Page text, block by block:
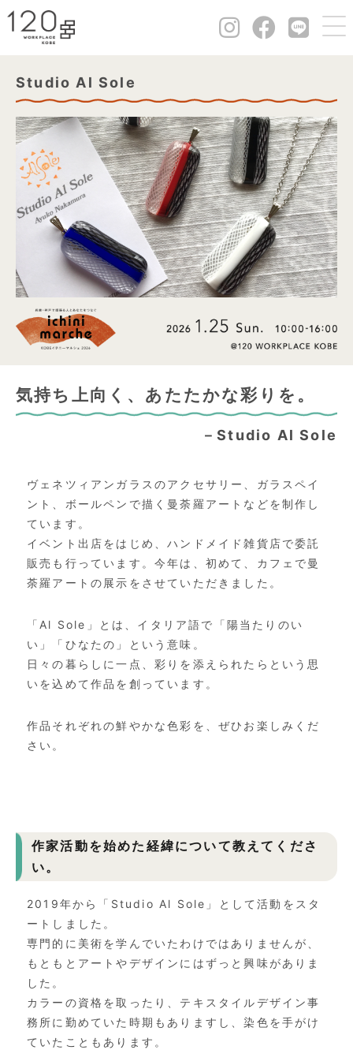
Studio Al Sole
気持ち上向く、あたたかな彩りを。
－Studio Al Sole
ヴェネツィアンガラスのアクセサリー、ガラスペイ
ント、 ボールペンで描く曼荼羅アートなどを制作し
ています。
イベント出店をはじめ、ハンドメイド雑貨店で委託
販売も行っています。今年は、初めて、 カフェで曼
荼羅アートの展示をさせていただきました。
「Al Sole」とは、イタリア語で「陽当たりのい
い」「ひなたの」
という意味。
日々の暮らしに一点、 彩りを添えられたらという思
いを込めて作品を創っています。
作品それぞれの鮮やかな色彩を、ぜひお楽しみくだ
さい。
作家活動を始めた経緯について教えてくださ
い。
2019年から「Studio Al Sole」として活動をスタ
ートしました。
専門的に美術を学んでいたわけではありませんが、
もともとアートやデザインにはずっと興味がありま
した。
カラーの資格を取ったり、 テキスタイルデザイン事
務所に勤めていた時期もありますし、染色を手がけ
ていたこともあります。